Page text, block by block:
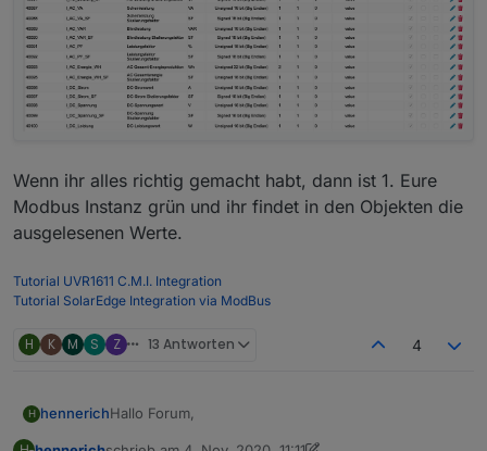
Wenn ihr alles richtig gemacht habt, dann ist 1. Eure
Modbus Instanz grün und ihr findet in den Objekten die
ausgelesenen Werte.
Tutorial UVR1611 C.M.I. Integration
Tutorial SolarEdge Integration via ModBus
H K M S Z 13 Antworten 4
H hennerichHallo Forum,